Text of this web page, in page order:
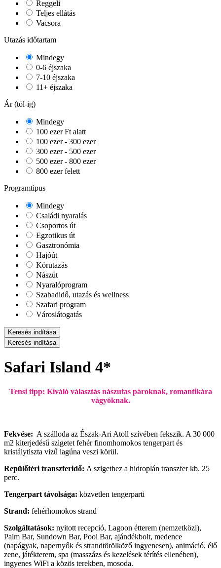
Reggeli
Teljes ellátás
Vacsora
Utazás időtartam
Mindegy
0-6 éjszaka
7-10 éjszaka
11+ éjszaka
Ár (tól-ig)
Mindegy
100 ezer Ft alatt
100 ezer - 300 ezer
300 ezer - 500 ezer
500 ezer - 800 ezer
800 ezer felett
Programtípus
Mindegy
Családi nyaralás
Csoportos út
Egzotikus út
Gasztronómia
Hajóút
Körutazás
Nászút
Nyaralóprogram
Szabadidő, utazás és wellness
Szafari program
Városlátogatás
Keresés indítása
Keresés indítása
Safari Island 4*
Tensi tipp: Kiváló választás nászutas pároknak, romantikára
vágyóknak.
Fekvése: A szálloda az Észak-Ari Atoll szívében fekszik. A 30 000
m2 kiterjedésű szigetet fehér finomhomokos tengerpart és
kristálytiszta vizű lagúna veszi körül.
Repülőtéri transzferidő: A szigethez a hidroplán transzfer kb. 25
perc.
Tengerpart távolsága: közvetlen tengerparti
Strand: fehérhomokos strand
Szolgáltatások: nyitott recepció, Lagoon étterem (nemzetközi),
Palm Bar, Sundown Bar, Pool Bar, ajándékbolt, medence
(napágyak, napernyők és strandtörölköző ingyenesen), animáció, élő
zene, játékterem, spa (masszázs és kezelések térítés ellenében),
ingyenes WiFi a közös terekben, mosoda.